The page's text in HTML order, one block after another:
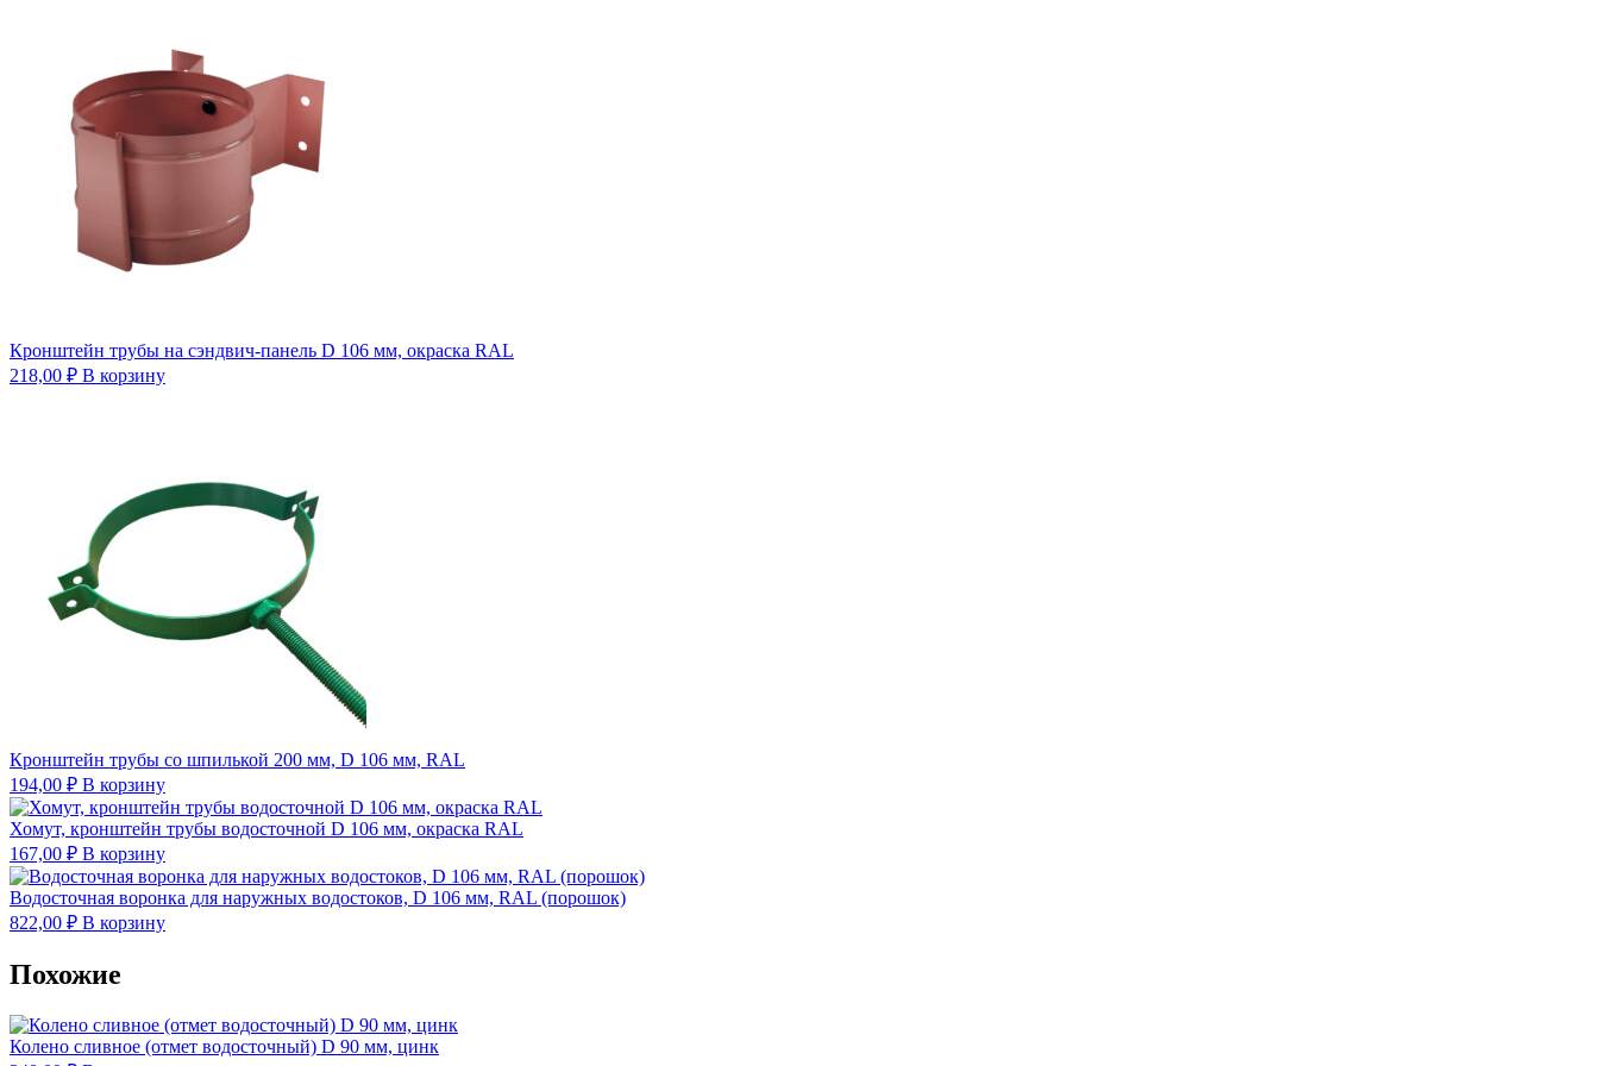
Кронштейн трубы на сэндвич-панель D 106 мм, окраска RAL
218,00 ₽ В корзину
Кронштейн трубы со шпилькой 200 мм, D 106 мм, RAL
194,00 ₽ В корзину
Хомут, кронштейн трубы водосточной D 106 мм, окраска RAL
167,00 ₽ В корзину
Водосточная воронка для наружных водостоков, D 106 мм, RAL (порошок)
822,00 ₽ В корзину
Похожие
Колено сливное (отмет водосточный) D 90 мм, цинк